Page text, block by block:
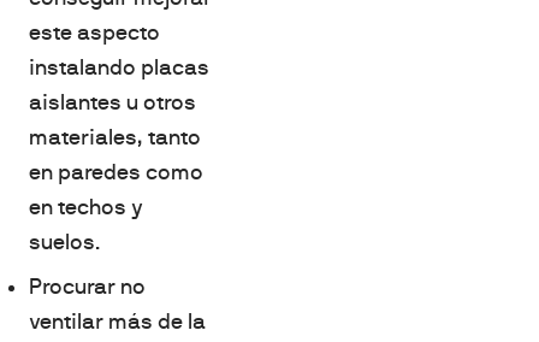
este aspecto
instalando placas
aislantes u otros
materiales, tanto
en paredes como
en techos y
suelos.
Procurar no
ventilar más de la